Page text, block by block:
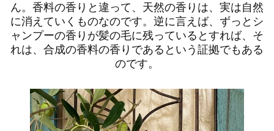
ん。香料の香りと違って、天然の香りは、実は自然
に消えていくものなのです。逆に言えば、ずっとシ
ャンプーの香りが髪の毛に残っているとすれば、そ
れは、合成の香料の香りであるという証拠でもある
のです。